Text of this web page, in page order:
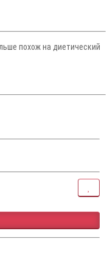
похож на диетический